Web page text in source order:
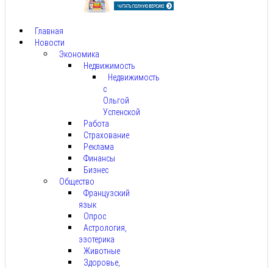
Главная
Новости
Экономика
Недвижимость
Недвижимость
с
Ольгой
Успенской
Работа
Страхование
Реклама
Финансы
Бизнес
Общество
Французский
язык
Опрос
Астрология,
эзотерика
Животные
Здоровье,